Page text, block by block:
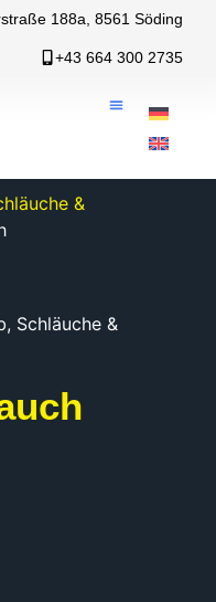
+43 664 300 2735
188a, 8561 Söding
&
, Schläuche &